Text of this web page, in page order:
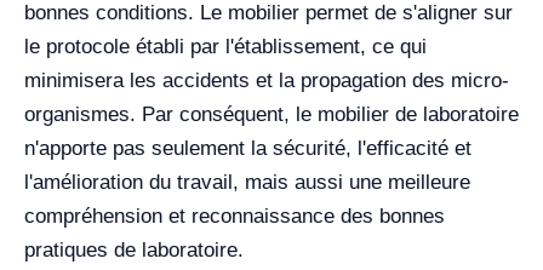
bonnes conditions. Le mobilier permet de s'aligner sur
le protocole établi par l'établissement, ce qui
minimisera les accidents et la propagation des micro-
organismes. Par conséquent, le mobilier de laboratoire
n'apporte pas seulement la sécurité, l'efficacité et
l'amélioration du travail, mais aussi une meilleure
compréhension et reconnaissance des bonnes
pratiques de laboratoire.